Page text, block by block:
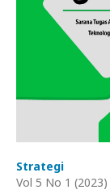
Strategi
Vol 5 No 1 (2023)